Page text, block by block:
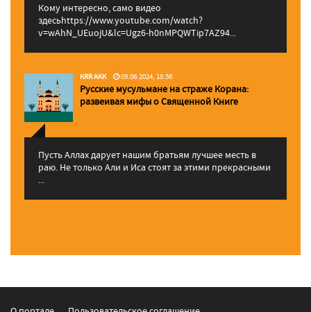
Кому интересно, само видео
здесьhttps://www.youtube.com/watch?
v=wAhN_UEuojU&lc=Ugz6-h0nMPQWTip7AZ94...
KRR AKK 09.06.2024, 18:56
Русские мусульмане на страже Корана:
pазвеивая мифы о Священной Книге
Пусть Аллах дарует нашим братьям лучшее месть в
раю. Не только Али и Иса стоят за этими прекрасными